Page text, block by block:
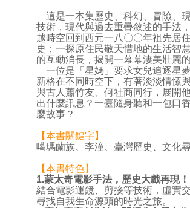
這是一本集歷史、科幻、冒險、
技術，現代與過去重疊敘述的手法
越時空回到西元一八〇〇年祖先居
史；一探原住民敬天惜地的生活智
的互動消長，揭開一幕幕淒美壯麗的
一位是「星媽」要求女兒追逐星
新格在不同時空下，有著淡淡情愫
與古人蕭竹友、何社商同行，展開
出什麼訊息？一臺隨身聽和一包口
麼故事？
【本書關鍵字】
噶瑪蘭族、李潼、臺灣歷史、文化
【本書特色】
1.蒙太奇電影手法，歷史大戲再現！
結合電影運鏡、剪接等技術，虛實
尋找自我生命源頭的時光之旅。